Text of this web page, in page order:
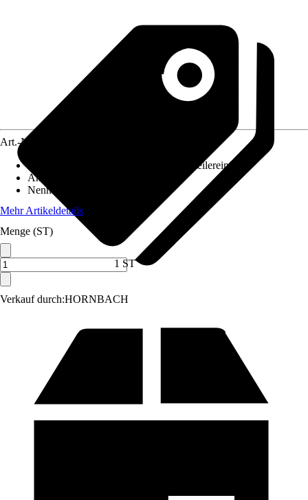
Verkauf durch:HORNBACH
Art.-Nr.
Akku-Staubsauger, Kleinteilereiniger
Antriebsart
Nennaufnahmeleistung
Mehr Artikeldetails
Menge (ST)
1 ST